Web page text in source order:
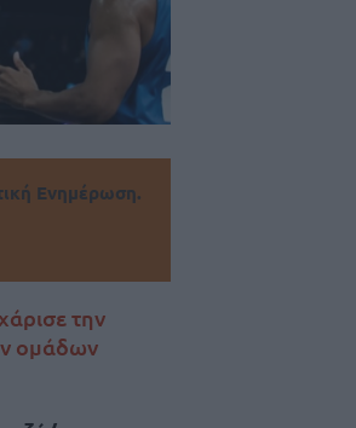
Ενημέρωση.
την
ομάδων